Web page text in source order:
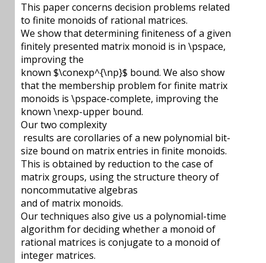
This paper concerns decision problems related
to finite monoids of rational matrices.
We show that determining finiteness of a given
finitely presented matrix monoid is in \pspace,
improving the
known $\conexp^{\np}$ bound. We also show
that the membership problem for finite matrix
monoids is \pspace-complete, improving the
known \nexp-upper bound.
Our two complexity
results are corollaries of a new polynomial bit-
size bound on matrix entries in finite monoids.
This is obtained by reduction to the case of
matrix groups, using the structure theory of
noncommutative algebras
and of matrix monoids.
Our techniques also give us a polynomial-time
algorithm for deciding whether a monoid of
rational matrices is conjugate to a monoid of
integer matrices.